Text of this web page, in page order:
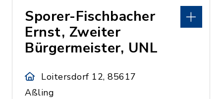
Sporer-Fischbacher
Ernst, Zweiter
Bürgermeister, UNL
Loitersdorf 12, 85617
Aßling